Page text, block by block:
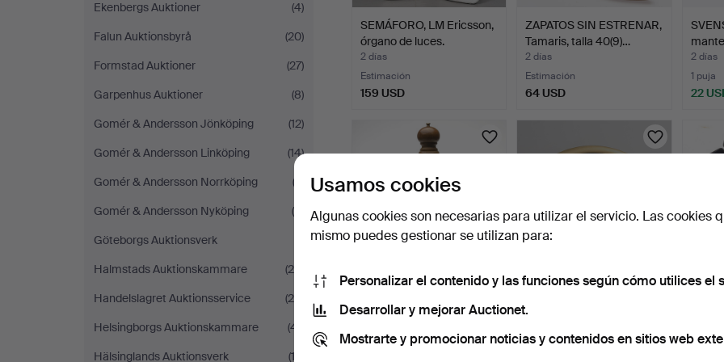
Ekenbergs Auktioner
(4)
Falun Auktionsbyrå
(20)
Formstad Auktioner
(27)
Garpenhus Auktioner
(8)
Gomér & Andersson Jönköping
(12)
Gomér & Andersson Linköping
(14)
Gomér & Andersson Norrköping
(3)
Gomér & Andersson Nyköping
(8)
Göteborgs Auktionsverk
Halmstads Auktionskammare
(26)
Handelslagret Auktionsservice
(29)
Helsingborgs Auktionskammare
(41)
Hälsinglands Auktionsverk
(13)
SEMÁFORO, LM Ericsson,
órgano de luces.
2 días
Estimación
159 USD
ZAPATOS SIN ESTRENAR,
Tamaris, talla 40(9)…
2 días
Estimación
64 USD
2 días
1 puja
22
MOLINILLO DE PIMIENTA
PEUGEOT PARIS, 50 CM.
Estimación
BANDEJA. Óleo sobre tela
Estimación
Usamos cookies
Algunas cookies son necesarias para utilizar el servicio. Las cookies
mismo puedes gestionar se utilizan para:
Personalizar el contenido y las funciones según cómo utilices el
Desarrollar y mejorar Auctionet.
Mostrarte y promocionar noticias y contenidos en sitios web